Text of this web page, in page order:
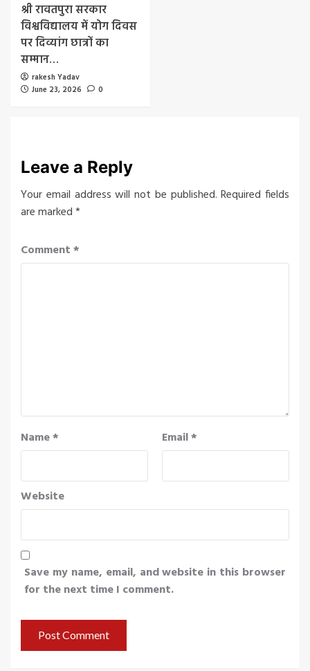
श्री रावतपुरा सरकार
विश्वविद्यालय में योग दिवस
पर दिव्यांग छात्रों का
सम्मान…
rakesh Yadav
June 23, 2026
0
Leave a Reply
Your email address will not be published. Required fields
are marked*
Comment*
Name* Email*
Website
Save my name, email, and website in this browser
for the next time I comment.